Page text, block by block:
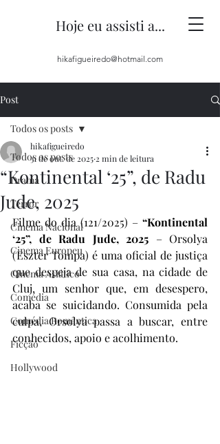
Hoje eu assisti a...
hikafigueiredo@hotmail.com
Post
Todos os posts
Drama
Terror
Cinema Nacional
Cinema Europeu
Cinema Asiático
Comédia
Comédia Romântica
Ficção
Hollywood
Todos os posts
“Kontinental ‘25”, de Radu
Jude, 2025
hikafigueiredo
31 de out. de 2025 2 min de leitura
Filme do dia (121/2025) – “Kontinental
‘25”, de Radu Jude, 2025 – Orsolya
(Eszter Tompa) é uma oficial de justiça
que despeja de sua casa, na cidade de
Cluj, um senhor que, em desespero,
acaba se suicidando. Consumida pela
culpa, Orsolya passa a buscar, entre
conhecidos, apoio e acolhimento.